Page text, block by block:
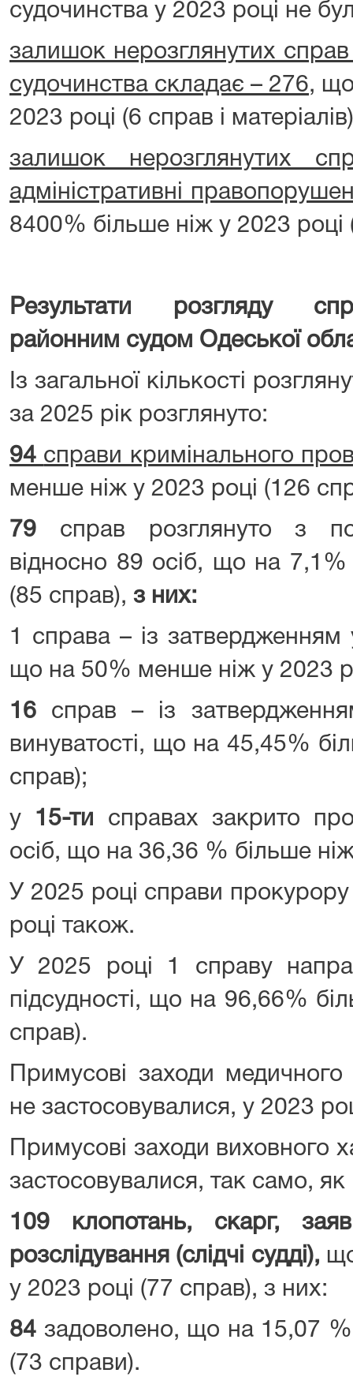
судочинства у 2023 році не
залишок нерозглянутих справ
судочинства складає – 276,
2023 році (6 справ і
залишок нерозглянутих
адміністративні
8400% більше ніж у 2023 році
Результати розгляду
районним судом Одеської
Із загальної кількості
за 2025 рік розглянуто:
94 справи кримінального
менше ніж у 2023 році (126
79 справ розглянуто з
відносно 89 осіб, що на
(85 справ), з них:
1 справа – із
що на 50% менше ніж у 2023
16 справ – із
винуватості, що на 45,45%
справ);
у 15-ти
справах закрито
осіб, що на 36,36 % більше
У 2025 році справи
році також.
У 2025 році 1 справу
підсудності, що на 96,66%
справ).
Примусові заходи
не застосовувалися, у 2023
Примусові заходи виховного
застосовувалися, так само, як
109 клопотань, скарг,
розслідування (слідчі судді),
у 2023 році (77 справ), з них:
84 задоволено, що на 15,07
(73 справи).